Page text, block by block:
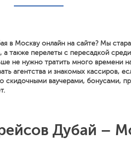
в Москву онлайн на сайте? Мы
также перелеты с пересадкой
не нужно тратить много времени
агентства и знакомых кассиров,
скидочными ваучерами, бонусами,
Дубай –